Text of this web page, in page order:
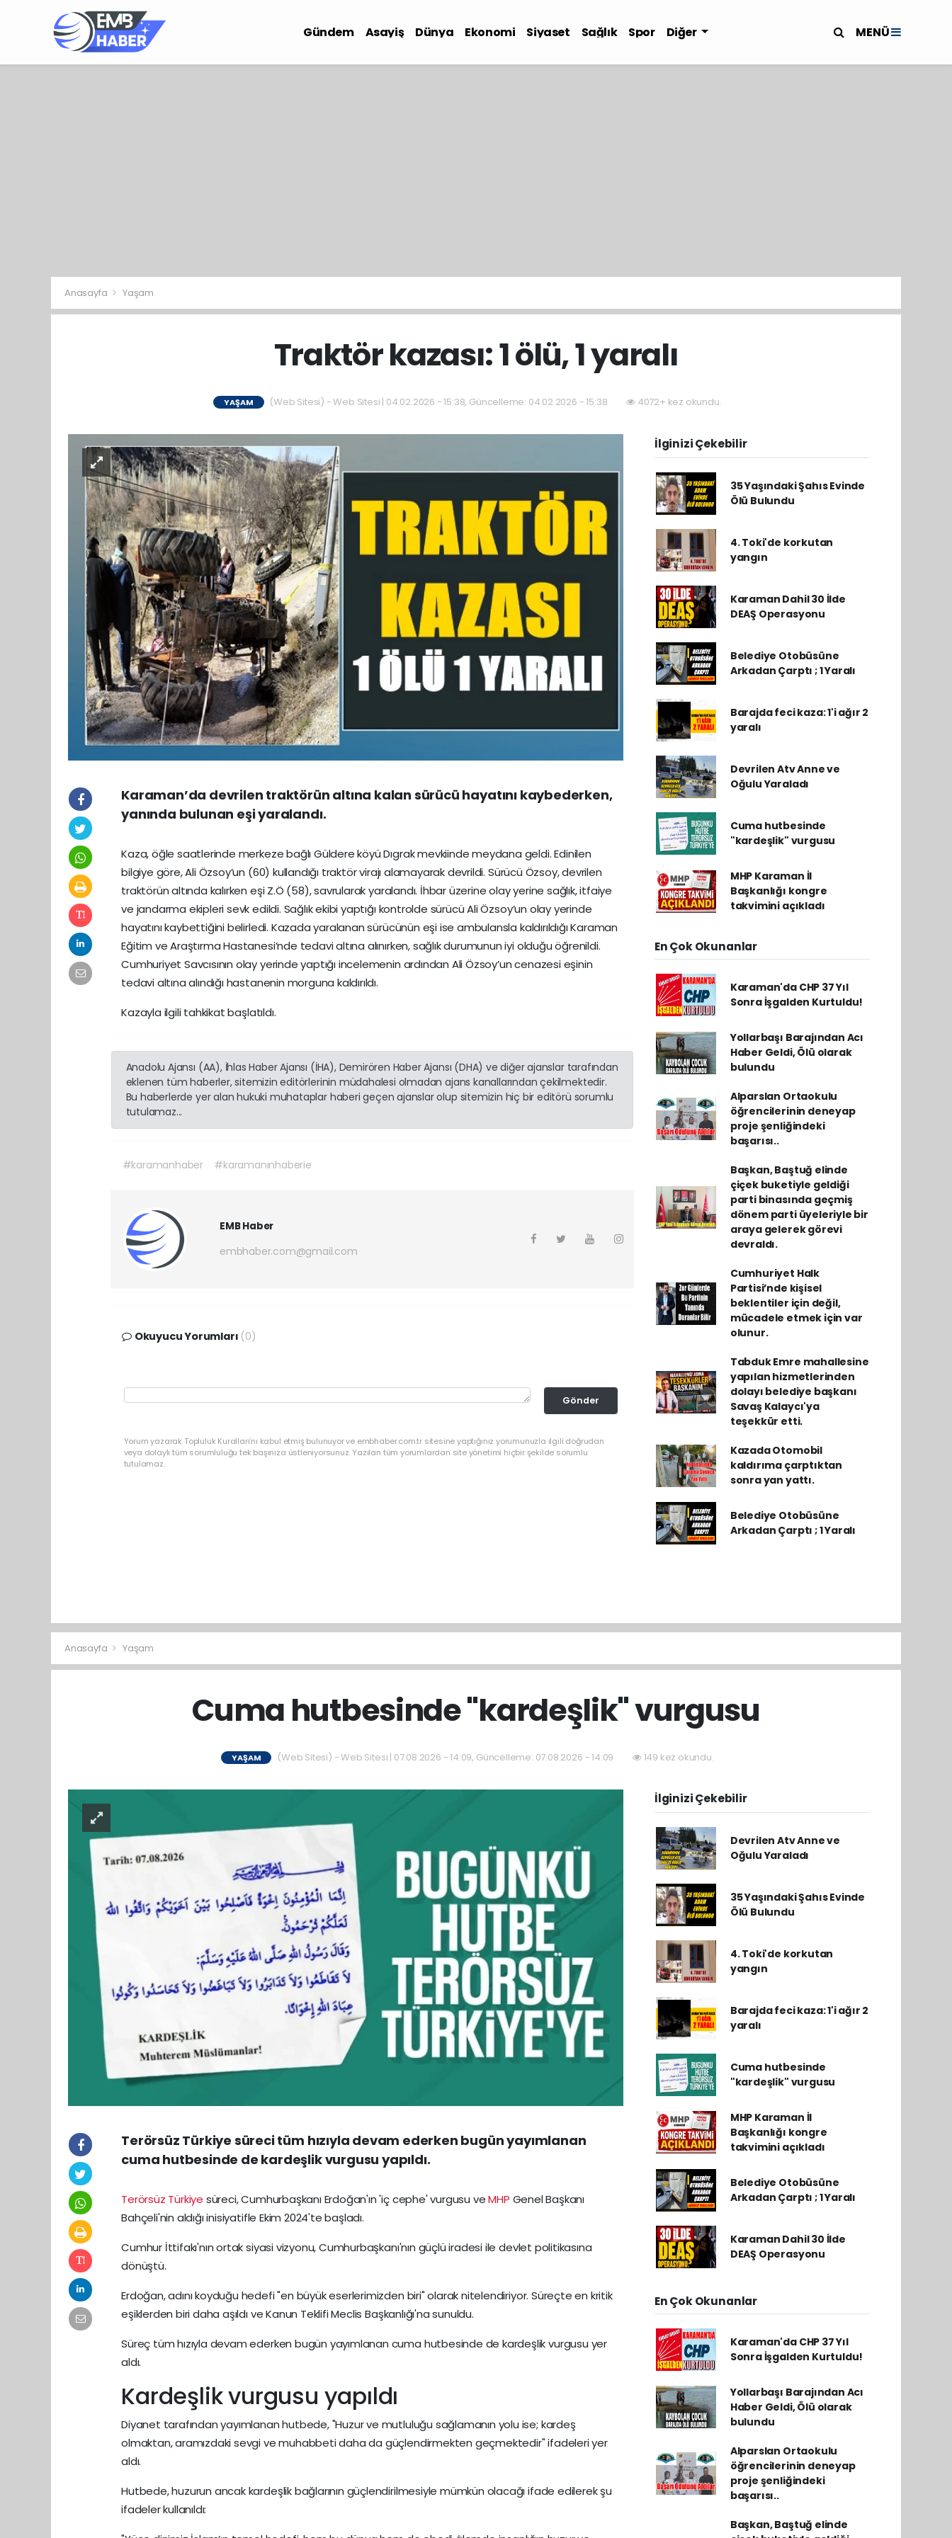
Gündem Asayiş Dünya Ekonomi Siyaset Sağlık Spor Diğer MENÜ
Anasayfa Yaşam
Traktör kazası: 1 ölü, 1 yaralı
YAŞAM (Web Sitesi) - Web Sitesi | 04.02.2026 - 15:38, Güncelleme: 04.02.2026 - 15:38 4072+ kez okundu.
Karaman’da devrilen traktörün altına kalan sürücü hayatını kaybederken,
yanında bulunan eşi yaralandı.
Kaza, öğle saatlerinde merkeze bağlı Güldere köyü Dıgrak mevkiinde meydana geldi. Edinilen
bilgiye göre, Ali Özsoy’un (60) kullandığı traktör virajı alamayarak devrildi. Sürücü Özsoy, devrilen
traktörün altında kalırken eşi Z.Ö (58), savrularak yaralandı. İhbar üzerine olay yerine sağlık, itfaiye
ve jandarma ekipleri sevk edildi. Sağlık ekibi yaptığı kontrolde sürücü Ali Özsoy’un olay yerinde
hayatını kaybettiğini belirledi. Kazada yaralanan sürücünün eşi ise ambulansla kaldırıldığı Karaman
Eğitim ve Araştırma Hastanesi’nde tedavi altına alınırken, sağlık durumunun iyi olduğu öğrenildi.
Cumhuriyet Savcısının olay yerinde yaptığı incelemenin ardından Ali Özsoy’un cenazesi eşinin
tedavi altına alındığı hastanenin morguna kaldırıldı.
Kazayla ilgili tahkikat başlatıldı.
Anadolu Ajansı (AA), İhlas Haber Ajansı (İHA), Demirören Haber Ajansı (DHA) ve diğer ajanslar tarafından
eklenen tüm haberler, sitemizin editörlerinin müdahalesi olmadan ajans kanallarından çekilmektedir.
Bu haberlerde yer alan hukuki muhataplar haberi geçen ajanslar olup sitemizin hiç bir editörü sorumlu
tutulamaz...
#karamanhaber #karamanınhaberie
EMB Haber
embhaber.com@gmail.com
Okuyucu Yorumları (0)
Gönder
Yorum yazarak Topluluk Kuralları’nı kabul etmiş bulunuyor ve embhaber.com.tr sitesine yaptığınız yorumunuzla ilgili doğrudan
veya dolaylı tüm sorumluluğu tek başınıza üstleniyorsunuz. Yazılan tüm yorumlardan site yönetimi hiçbir şekilde sorumlu
tutulamaz.
İlginizi Çekebilir
35 Yaşındaki Şahıs Evinde
Ölü Bulundu
4. Toki'de korkutan
yangın
Karaman Dahil 30 İlde
DEAŞ Operasyonu
Belediye Otobüsüne
Arkadan Çarptı ; 1 Yaralı
Barajda feci kaza: 1'i ağır 2
yaralı
Devrilen Atv Anne ve
Oğulu Yaraladı
Cuma hutbesinde
"kardeşlik" vurgusu
MHP Karaman İl
Başkanlığı kongre
takvimini açıkladı
En Çok Okunanlar
Karaman'da CHP 37 Yıl
Sonra İşgalden Kurtuldu!
Yollarbaşı Barajından Acı
Haber Geldi, Ölü olarak
bulundu
Alparslan Ortaokulu
öğrencilerinin deneyap
proje şenliğindeki
başarısı..
Başkan, Baştuğ elinde
çiçek buketiyle geldiği
parti binasında geçmiş
dönem parti üyeleriyle bir
araya gelerek görevi
devraldı.
Cumhuriyet Halk
Partisi’nde kişisel
beklentiler için değil,
mücadele etmek için var
olunur.
Tabduk Emre mahallesine
yapılan hizmetlerinden
dolayı belediye başkanı
Savaş Kalaycı'ya
teşekkür etti.
Kazada Otomobil
kaldırıma çarptıktan
sonra yan yattı.
Belediye Otobüsüne
Arkadan Çarptı ; 1 Yaralı
Anasayfa Yaşam
Cuma hutbesinde "kardeşlik" vurgusu
YAŞAM (Web Sitesi) - Web Sitesi | 07.08.2026 - 14:09, Güncelleme: 07.08.2026 - 14:09 149 kez okundu.
Terörsüz Türkiye süreci tüm hızıyla devam ederken bugün yayımlanan
cuma hutbesinde de kardeşlik vurgusu yapıldı.
Terörsüz Türkiye süreci, Cumhurbaşkanı Erdoğan'ın 'iç cephe' vurgusu veMHP Genel Başkanı
Bahçeli'nin aldığı inisiyatifle Ekim 2024'te başladı.
Cumhur İttifakı'nın ortak siyasi vizyonu, Cumhurbaşkanı'nın güçlü iradesi ile devlet politikasına
dönüştü.
Erdoğan, adını koyduğu hedefi "en büyük eserlerimizden biri" olarak nitelendiriyor. Süreçte en kritik
eşiklerden biri daha aşıldı ve Kanun Teklifi Meclis Başkanlığı'na sunuldu.
Süreç tüm hızıyla devam ederken bugün yayımlanan cuma hutbesinde de kardeşlik vurgusu yer
aldı.
Kardeşlik vurgusu yapıldı
Diyanet tarafından yayımlanan hutbede, "Huzur ve mutluluğu sağlamanın yolu ise; kardeş
olmaktan, aramızdaki sevgi ve muhabbeti daha da güçlendirmekten geçmektedir" ifadeleri yer
aldı.
Hutbede, huzurun ancak kardeşlik bağlarının güçlendirilmesiyle mümkün olacağı ifade edilerek şu
ifadeler kullanıldı:
İlginizi Çekebilir
Devrilen Atv Anne ve
Oğulu Yaraladı
35 Yaşındaki Şahıs Evinde
Ölü Bulundu
4. Toki'de korkutan
yangın
Barajda feci kaza: 1'i ağır 2
yaralı
Cuma hutbesinde
"kardeşlik" vurgusu
MHP Karaman İl
Başkanlığı kongre
takvimini açıkladı
Belediye Otobüsüne
Arkadan Çarptı ; 1 Yaralı
Karaman Dahil 30 İlde
DEAŞ Operasyonu
En Çok Okunanlar
Karaman'da CHP 37 Yıl
Sonra İşgalden Kurtuldu!
Yollarbaşı Barajından Acı
Haber Geldi, Ölü olarak
bulundu
Alparslan Ortaokulu
öğrencilerinin deneyap
proje şenliğindeki
başarısı..
Başkan, Baştuğ elinde